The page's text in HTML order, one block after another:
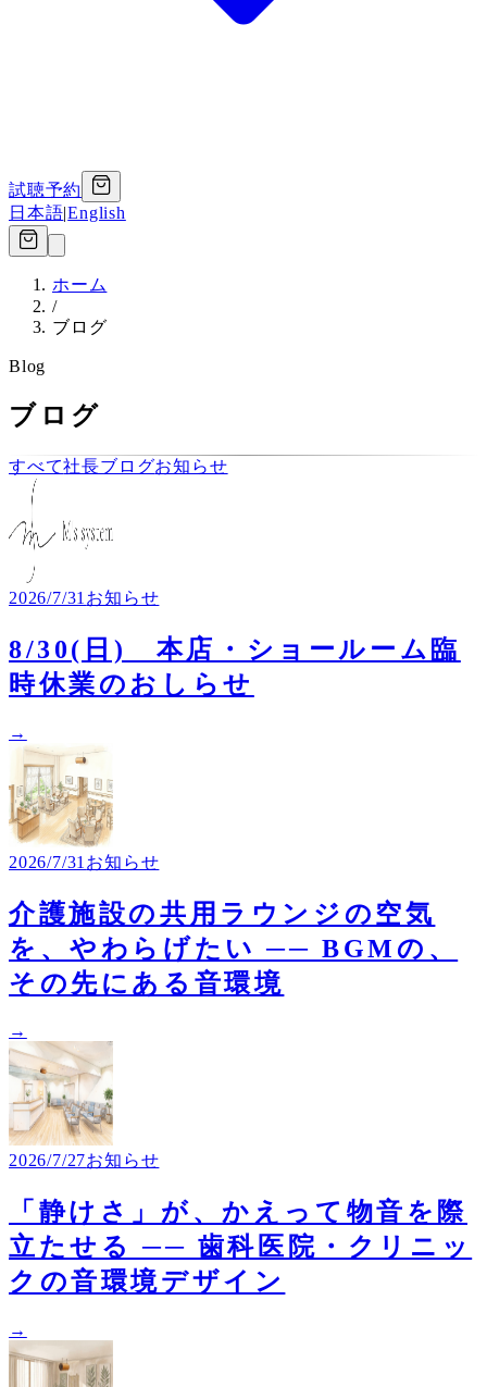
試聴予約
日本語|English
ホーム
/
ブログ
Blog
ブログ
すべて社長ブログお知らせ
2026/7/31 お知らせ
8/30(日) 本店・ショールーム臨
時休業のおしらせ
→
2026/7/31 お知らせ
介護施設の共用ラウンジの空気
を、やわらげたい ── BGMの、
その先にある音環境
→
2026/7/27お知らせ
「静けさ」が、かえって物音を際
立たせる ── 歯科医院・クリニッ
クの音環境デザイン
→